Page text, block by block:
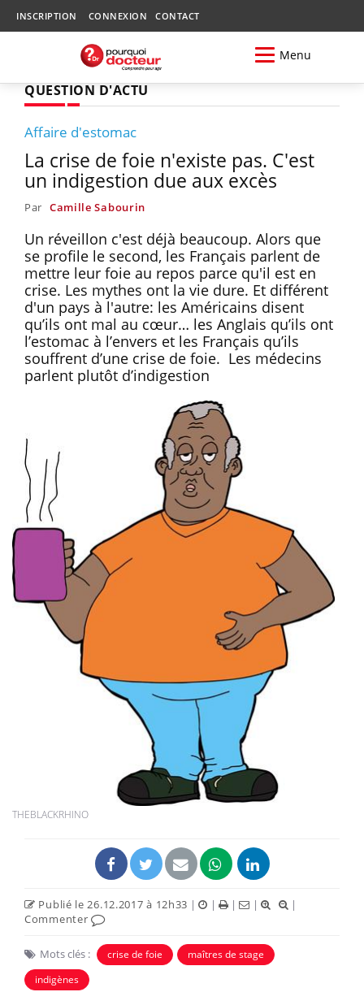
INSCRIPTION CONNEXION CONTACT
Menu
QUESTION D'ACTU
Affaire d'estomac
La crise de foie n'existe pas. C'est
un indigestion due aux excès
Par Camille Sabourin
Un réveillon c'est déjà beaucoup. Alors que
se profile le second, les Français parlent de
mettre leur foie au repos parce qu'il est en
crise. Les mythes ont la vie dure. Et différent
d'un pays à l'autre: les Américains disent
qu’ils ont mal au cœur… les Anglais qu’ils ont
l’estomac à l’envers et les Français qu’ils
souffrent d’une crise de foie. Les médecins
parlent plutôt d’indigestion
THEBLACKRHINO
Publié le 26.12.2017 à 12h33 | | | |
|
Commenter
Mots clés : crise de foie
maîtres de stage
indigènes